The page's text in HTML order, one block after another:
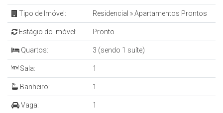
Tipo de Imóvel: Residencial »Apartamentos Prontos
Estágio do Imóvel: Pronto
Quartos: 3 (sendo 1 suíte)
Sala: 1
Banheiro: 1
Vaga: 1